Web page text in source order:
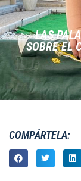
LAS
SOBRE EL
COMPÁRTELA: